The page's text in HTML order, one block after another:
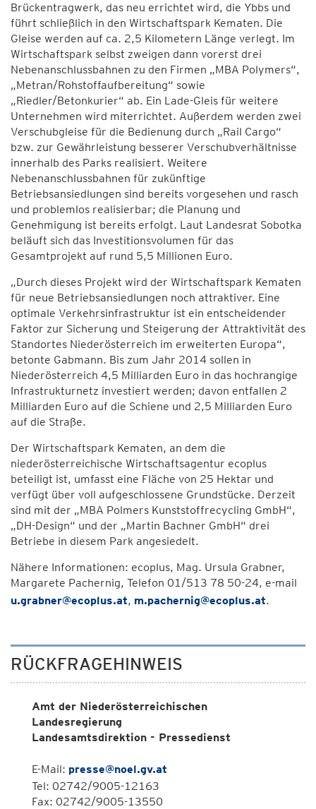
Brückentragwerk, das neu errichtet wird, die Ybbs und
führt schließlich in den Wirtschaftspark Kematen. Die
Gleise werden auf ca. 2,5 Kilometern Länge verlegt. Im
Wirtschaftspark selbst zweigen dann vorerst drei
Nebenanschlussbahnen zu den Firmen „MBA Polymers“,
„Metran/Rohstoffaufbereitung“ sowie
„Riedler/Betonkurier“ ab. Ein Lade-Gleis für weitere
Unternehmen wird miterrichtet. Außerdem werden zwei
Verschubgleise für die Bedienung durch „Rail Cargo“
bzw. zur Gewährleistung besserer Verschubverhältnisse
innerhalb des Parks realisiert. Weitere
Nebenanschlussbahnen für zukünftige
Betriebsansiedlungen sind bereits vorgesehen und rasch
und problemlos realisierbar; die Planung und
Genehmigung ist bereits erfolgt. Laut Landesrat Sobotka
beläuft sich das Investitionsvolumen für das
Gesamtprojekt auf rund 5,5 Millionen Euro.
„Durch dieses Projekt wird der Wirtschaftspark Kematen
für neue Betriebsansiedlungen noch attraktiver. Eine
optimale Verkehrsinfrastruktur ist ein entscheidender
Faktor zur Sicherung und Steigerung der Attraktivität des
Standortes Niederösterreich im erweiterten Europa“,
betonte Gabmann. Bis zum Jahr 2014 sollen in
Niederösterreich 4,5 Milliarden Euro in das hochrangige
Infrastrukturnetz investiert werden; davon entfallen 2
Milliarden Euro auf die Schiene und 2,5 Milliarden Euro
auf die Straße.
Der Wirtschaftspark Kematen, an dem die
niederösterreichische Wirtschaftsagentur ecoplus
beteiligt ist, umfasst eine Fläche von 25 Hektar und
verfügt über voll aufgeschlossene Grundstücke. Derzeit
sind mit der „MBA Polmers Kunststoffrecycling GmbH“,
„DH-Design“ und der „Martin Bachner GmbH“ drei
Betriebe in diesem Park angesiedelt.
Nähere Informationen: ecoplus, Mag. Ursula Grabner,
Margarete Pachernig, Telefon 01/513 78 50-24, e-mail
u.grabner@ecoplus.at, m.pachernig@ecoplus.at.
RÜCKFRAGEHINWEIS
Amt der Niederösterreichischen
Landesregierung
Landesamtsdirektion - Pressedienst
E-Mail: presse@noel.gv.at
Tel: 02742/9005-12163
Fax: 02742/9005-13550